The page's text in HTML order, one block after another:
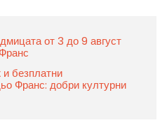
от 3 до 9 август
безплатни
Франс: добри културни